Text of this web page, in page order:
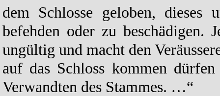
dem Schlosse geloben,
befehden oder zu beschädigen.
ungültig und macht den
auf das Schloss kommen
Verwandten des Stammes. …“